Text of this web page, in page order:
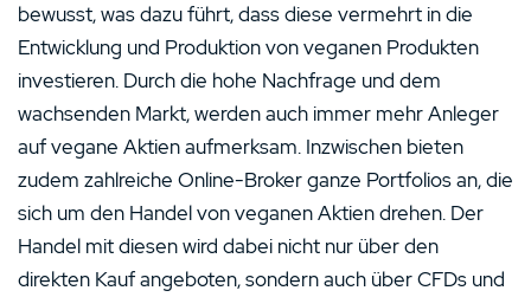
bewusst, was dazu führt, dass diese vermehrt in die
Entwicklung und Produktion von veganen Produkten
investieren. Durch die hohe Nachfrage und dem
wachsenden Markt, werden auch immer mehr Anleger
auf vegane Aktien aufmerksam. Inzwischen bieten
zudem zahlreiche Online-Broker ganze Portfolios an, die
sich um den Handel von veganen Aktien drehen. Der
Handel mit diesen wird dabei nicht nur über den
direkten Kauf angeboten, sondern auch über CFDs und